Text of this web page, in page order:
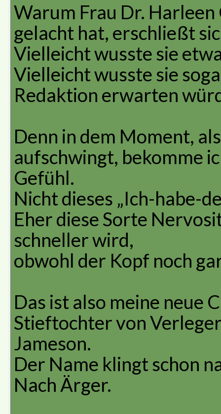
Warum Frau Dr. Harleen
gelacht hat, erschließt
Vielleicht wusste sie
Vielleicht wusste sie
Redaktion erwarten
Denn in dem Moment,
aufschwingt, bekomme
Gefühl.
Nicht dieses „Ich-habe-
Eher diese Sorte
schneller wird,
obwohl der Kopf noch
Das ist also meine neue
Stieftochter von
Jameson.
Der Name klingt schon
Nach Ärger.